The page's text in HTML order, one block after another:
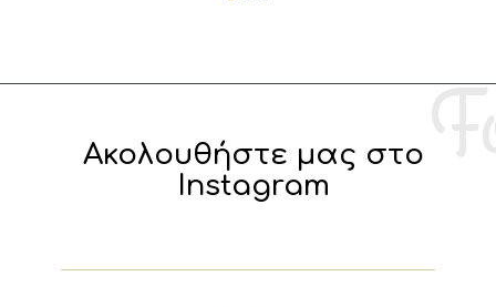
Ακολουθήστε μας στο
Instagram